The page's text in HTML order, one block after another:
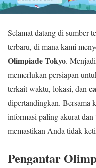
Selamat datang di sumber
terbaru, di mana kami
Olimpiade Tokyo.
memerlukan persiapan
terkait waktu, lokasi, dan
dipertandingkan. Bersama
informasi paling akurat
memastikan Anda tidak
Pengantar